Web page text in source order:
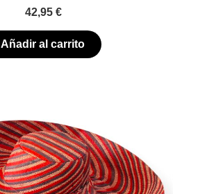
42,95 €
Añadir al carrito